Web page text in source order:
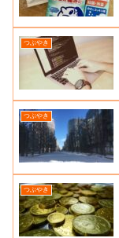
つぶやき
つぶやき
つぶやき